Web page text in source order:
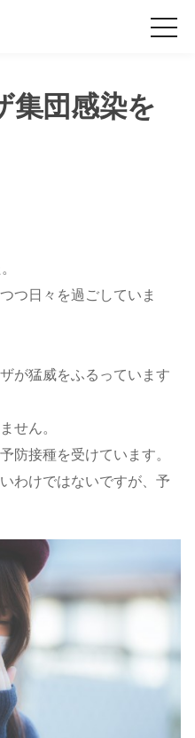
集団感染を
つ日々を過ごしていま
が猛威をふるっています
せん。
防接種を受けています。
わけではないですが、予